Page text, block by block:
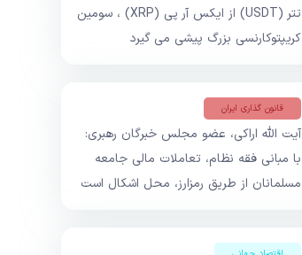
تتر (USDT) از ایکس آر پی (XRP) ، سومین
کریپتوکارنسی بزرگ پیشی می گیرد
قانون گذاری ایران
آیت الله اراکی، عضو مجلس خبرگان رهبری:
با مبانی فقه نظام، تعاملات مالی جامعه
مسلمانان از طریق رمزارز، محل اشکال است